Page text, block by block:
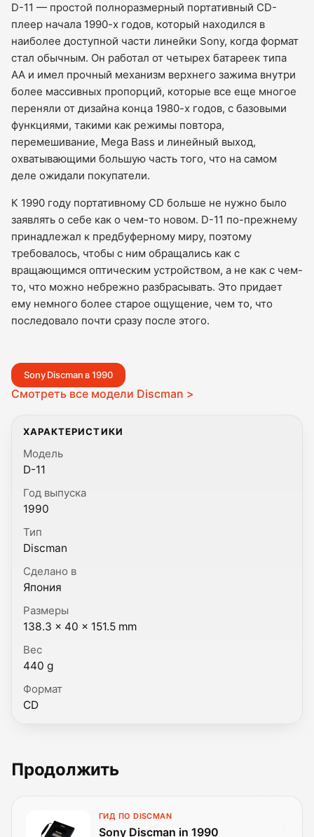
D-11 — простой полноразмерный портативный CD-
плеер начала 1990-х годов, который находился в
наиболее доступной части линейки Sony, когда формат
стал обычным. Он работал от четырех батареек типа
AA и имел прочный механизм верхнего зажима внутри
более массивных пропорций, которые все еще многое
переняли от дизайна конца 1980-х годов, с базовыми
функциями, такими как режимы повтора,
перемешивание, Mega Bass и линейный выход,
охватывающими большую часть того, что на самом
деле ожидали покупатели.
К 1990 году портативному CD больше не нужно было
заявлять о себе как о чем-то новом. D-11 по-прежнему
принадлежал к предбуферному миру, поэтому
требовалось, чтобы с ним обращались как с
вращающимся оптическим устройством, а не как с чем-
то, что можно небрежно разбрасывать. Это придает
ему немного более старое ощущение, чем то, что
последовало почти сразу после этого.
Sony Discman в 1990
Смотреть все модели Discman >
ХАРАКТЕРИСТИКИ
Модель
D-11
Год выпуска
1990
Тип
Discman
Сделано в
Япония
Размеры
138.3 × 40 × 151.5 mm
Вес
440 g
Формат
CD
Продолжить
ГИД ПО DISCMAN
Sony Discman in 1990